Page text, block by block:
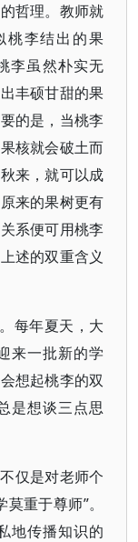
哲理。教师就
桃李结出的果
李虽然朴实无
丰硕甘甜的果
的是，当桃李
核就会破土而
来，就可以成
来的果树更有
系便可用桃李
述的双重含义
每年夏天，大
来一批新的学
想起桃李的双
是想谈三点思
仅是对老师个
重于尊师”。
地传播知识的